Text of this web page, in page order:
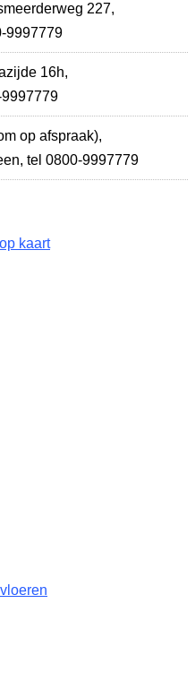
227,
9997779
16h,
op afspraak),
, tel 0800-9997779
kaart